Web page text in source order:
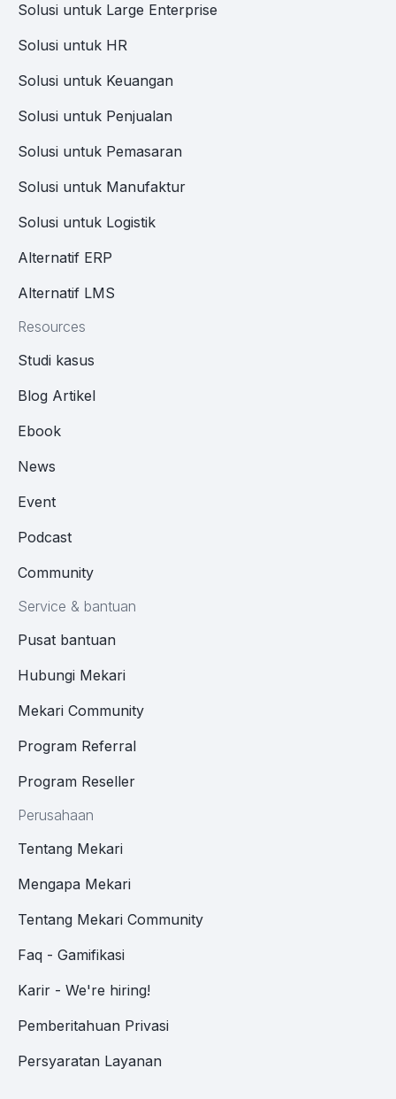
Solusi untuk Large Enterprise
Solusi untuk HR
Solusi untuk Keuangan
Solusi untuk Penjualan
Solusi untuk Pemasaran
Solusi untuk Manufaktur
Solusi untuk Logistik
Alternatif ERP
Alternatif LMS
Resources
Studi kasus
Blog Artikel
Ebook
News
Event
Podcast
Community
Service & bantuan
Pusat bantuan
Hubungi Mekari
Mekari Community
Program Referral
Program Reseller
Perusahaan
Tentang Mekari
Mengapa Mekari
Tentang Mekari Community
Faq - Gamifikasi
Karir - We're hiring!
Pemberitahuan Privasi
Persyaratan Layanan